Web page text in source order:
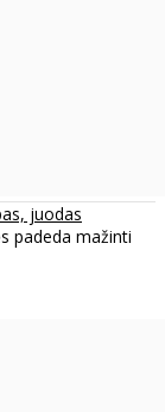
juodas
padeda mažinti